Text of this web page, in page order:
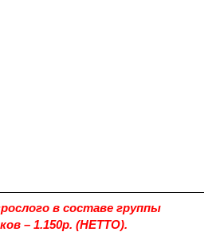
в составе группы
– 1.150р. (НЕТТО).